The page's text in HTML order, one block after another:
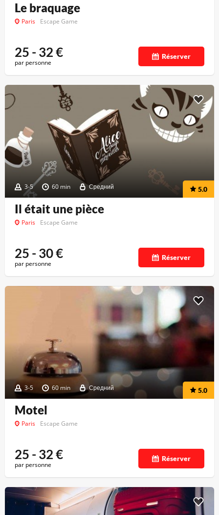
Le braquage
Paris Escape Game
25 - 32€
par personne
Réserver
3-5 60 min Средний 5.0
Il était une pièce
Paris Escape Game
25 - 30€
par personne
Réserver
3-5 60 min Средний 5.0
Motel
Paris Escape Game
25 - 32€
par personne
Réserver